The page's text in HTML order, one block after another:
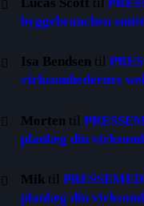
byggebranchen
Isa Bendsen til
virksomhedernes
Morten til
planlæg din
Mik til
planlæg din